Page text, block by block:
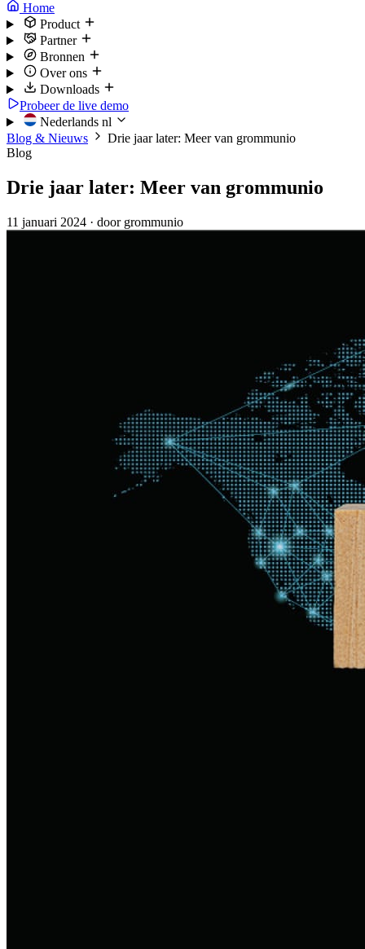
Home
Product
Partner
Bronnen
Over ons
Downloads
Probeer de live demo
Nederlands nl
Blog & Nieuws
Drie jaar later: Meer van grommunio
Blog
Drie jaar later: Meer van grommunio
11 januari 2024 · door grommunio